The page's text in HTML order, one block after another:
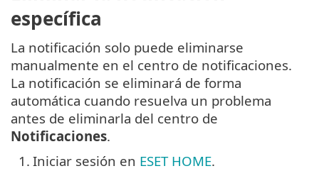
específica
La notificación solo puede eliminarse
manualmente en el centro de notificaciones.
La notificación se eliminará de forma
automática cuando resuelva un problema
antes de eliminarla del centro de
Notificaciones.
1. Iniciar sesión en ESET HOME.